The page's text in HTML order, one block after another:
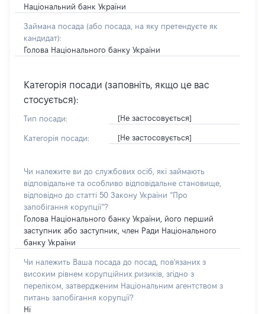
Національний банк України
Займана посада (або посада, на яку претендуєте як
кандидат):
Голова Національного банку України
Категорія посади (заповніть, якщо це вас
стосується):
Тип посади: [Не застосовується]
Категорія посади: [Не застосовується]
Чи належите ви до службових осіб, які займають
відповідальне та особливо відповідальне становище,
відповідно до статті 50 Закону України “Про
запобігання корупції”?
Голова Національного банку України, його перший
заступник або заступник, член Ради Національного
банку України
Чи належить Ваша посада до посад, пов'язаних з
високим рівнем корупційних ризиків, згідно з
переліком, затвердженим Національним агентством з
питань запобігання корупції?
Ні